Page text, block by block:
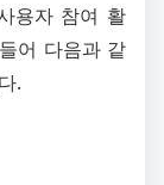
용자 참여 활
어 다음과 같
.